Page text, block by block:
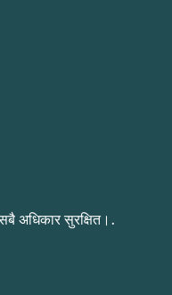
अधिकार सुरक्षित।.